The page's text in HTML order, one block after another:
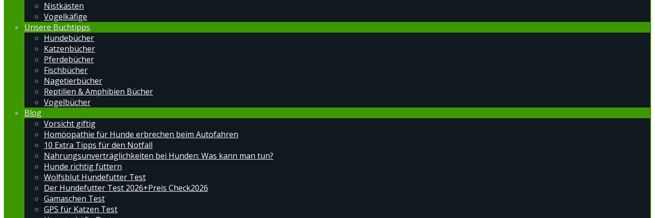
Nistkästen
Vogelkäfige
Unsere Buchtipps
Hundebücher
Katzenbücher
Pferdebücher
Fischbücher
Nagetierbücher
Reptilien & Amphibien Bücher
Vogelbücher
Blog
Vorsicht giftig
Homöopathie für Hunde erbrechen beim Autofahren
10 Extra Tipps für den Notfall
Nahrungsunverträglichkeiten bei Hunden: Was kann man tun?
Hunde richtig füttern
Wolfsblut Hundefutter Test
Der Hundefutter Test 2026+Preis Check2026
Gamaschen Test
GPS für Katzen Test